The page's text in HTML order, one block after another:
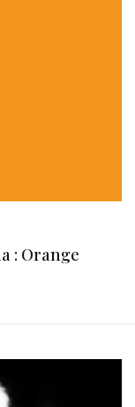
: Orange